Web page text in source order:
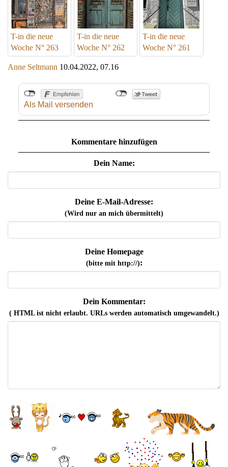
T-in die neue
Woche N° 263
T-in die neue
Woche N° 262
T-in die neue
Woche N° 261
Anne Seltmann 10.04.2022, 07.16
Als Mail versenden
Kommentare hinzufügen
Dein Name:
Deine E-Mail-Adresse:
(Wird nur an mich übermittelt)
Deine Homepage
(bitte mit http://):
Dein Kommentar:
( HTML ist nichterlaubt. URLs werden automatisch umgewandelt.)